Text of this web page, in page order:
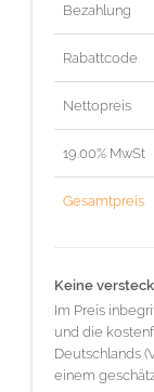
Bezahlung
Rabattcode
Nettopreis
19.00% MwSt
Gesamtpreis
Keine
Im Preis
und die
Deutschlands
einem